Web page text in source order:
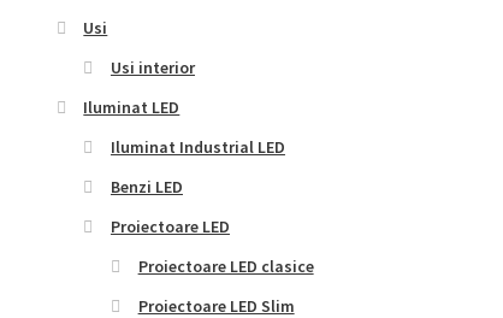
Usi
Usi interior
Iluminat LED
Iluminat Industrial LED
Benzi LED
Proiectoare LED
Proiectoare LED clasice
Proiectoare LED Slim